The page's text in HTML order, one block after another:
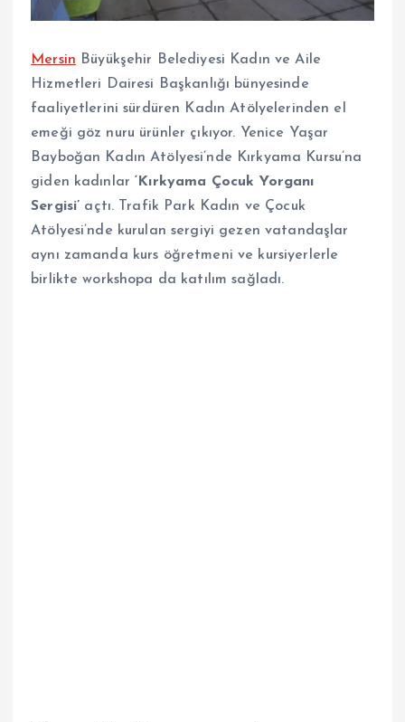
Mersin Büyükşehir Belediyesi Kadın ve Aile
Hizmetleri Dairesi Başkanlığı bünyesinde
faaliyetlerini sürdüren Kadın Atölyelerinden el
emeği göz nuru ürünler çıkıyor. Yenice Yaşar
Bayboğan Kadın Atölyesi’nde Kırkyama Kursu’na
giden kadınlar‘Kırkyama Çocuk Yorganı
Sergisi’ açtı. Trafik Park Kadın ve Çocuk
Atölyesi’nde kurulan sergiyi gezen vatandaşlar
aynı zamanda kurs öğretmeni ve kursiyerlerle
birlikte workshopa da katılım sağladı.